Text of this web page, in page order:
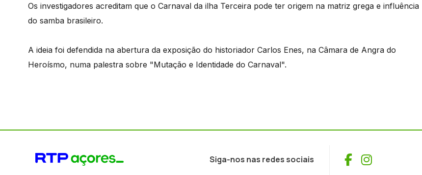
Os investigadores acreditam que o Carnaval da ilha Terceira pode ter origem na matriz grega e influência
do samba brasileiro.
A ideia foi defendida na abertura da exposição do historiador Carlos Enes, na Câmara de Angra do
Heroísmo, numa palestra sobre "Mutação e Identidade do Carnaval".
Siga-nos nas redes sociais Facebook
Instagram